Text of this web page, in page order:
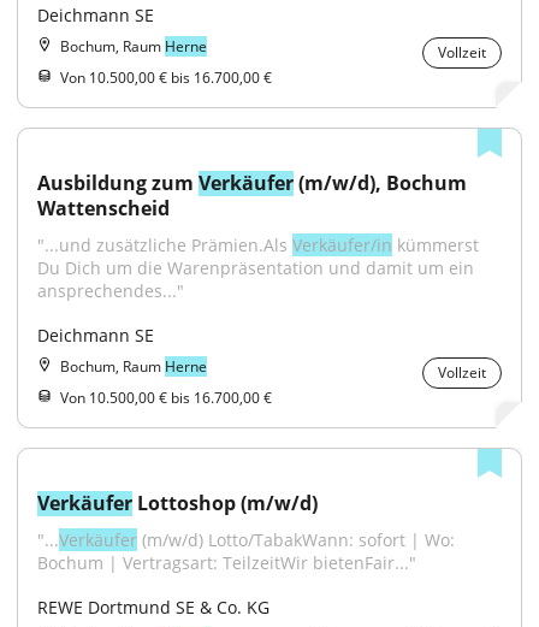
Deichmann SE
Bochum, Raum Herne
Vollzeit
Von 10.500,00 € bis 16.700,00 €
Ausbildung zum Verkäufer (m/w/d), Bochum
Wattenscheid
"...und zusätzliche Prämien.Als Verkäufer/in kümmerst
Du Dich um die Warenpräsentation und damit um ein
ansprechendes..."
Deichmann SE
Bochum, Raum Herne
Vollzeit
Von 10.500,00 € bis 16.700,00 €
Verkäufer Lottoshop (m/w/d)
"...Verkäufer (m/w/d) Lotto/TabakWann: sofort | Wo:
Bochum | Vertragsart: TeilzeitWir bietenFair..."
REWE Dortmund SE & Co. KG